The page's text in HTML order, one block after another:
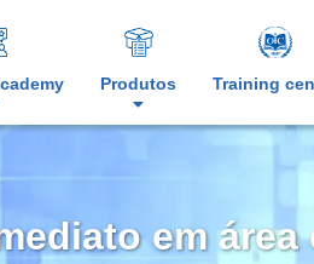
Produtos Training
em